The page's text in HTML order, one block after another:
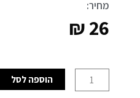
מחיר:
₪26
של
הוספה לסל